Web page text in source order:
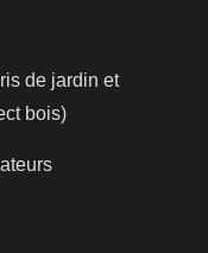
de jardin et
bois)